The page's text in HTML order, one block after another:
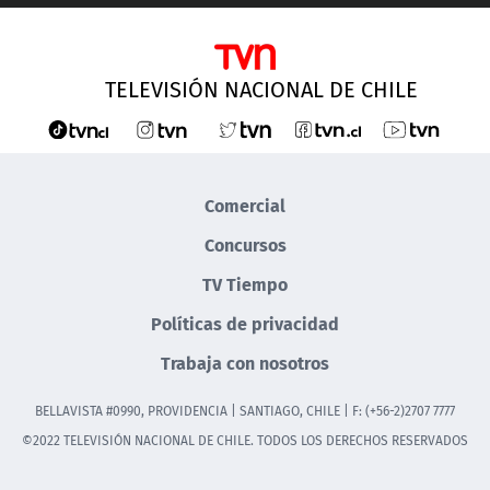
TELEVISIÓN NACIONAL DE CHILE
Comercial
Concursos
TV Tiempo
Políticas de privacidad
Trabaja con nosotros
BELLAVISTA #0990, PROVIDENCIA | SANTIAGO, CHILE | F: (+56-2)2707 7777
©2022 TELEVISIÓN NACIONAL DE CHILE. TODOS LOS DERECHOS RESERVADOS